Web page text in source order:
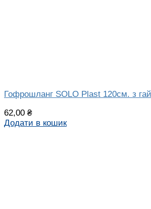
Гофрошланг SOLO Plast 120см. з
62,00 ₴
Додати в кошик